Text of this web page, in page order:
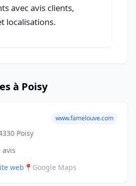
avec avis clients,
localisations.
à Poisy
Poisy
www.famelouve.com
avis
web 📍 Google Maps